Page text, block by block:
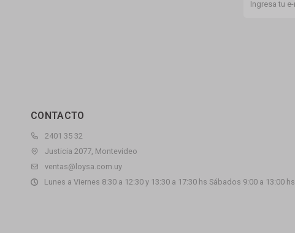
CONTACTO
2401 35 32
Justicia 2077, Montevideo
ventas@loysa.com.uy
Lunes a Viernes 8:30 a 12:30 y 13:30 a 17:30 hs Sábados 9:00 a 13:00 hs